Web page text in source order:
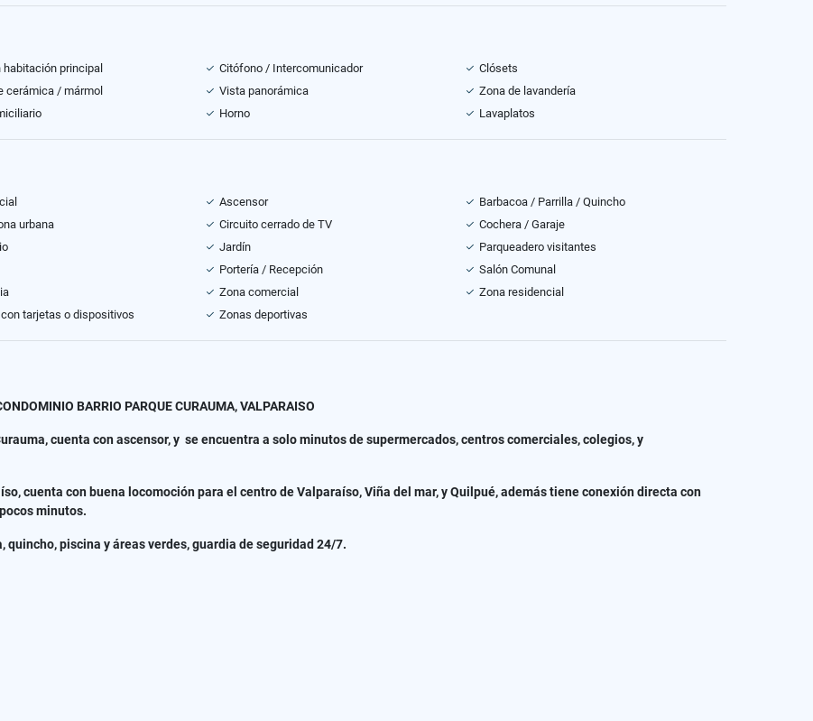
habitación principal Citófono / Intercomunicador
Clósets
cerámica / mármol Vista panorámica
Zona de lavandería
Horno Lavaplatos
Ascensor
Barbacoa / Parrilla / Quincho
urbana Circuito cerrado de TV
Cochera / Garaje
Jardín
Parqueadero visitantes
Portería / Recepción
Salón Comunal
Zona comercial
Zona residencial
tarjetas o dispositivos Zonas deportivas
BARRIO PARQUE CURAUMA, VALPARAISO
cuenta con ascensor, y se encuentra a solo minutos de supermercados, centros comerciales, colegios, y
cuenta con buena locomoción para el centro de Valparaíso, Viña del mar, y Quilpué, además tiene conexión directa con
minutos.
piscina y áreas verdes, guardia de seguridad 24/7.